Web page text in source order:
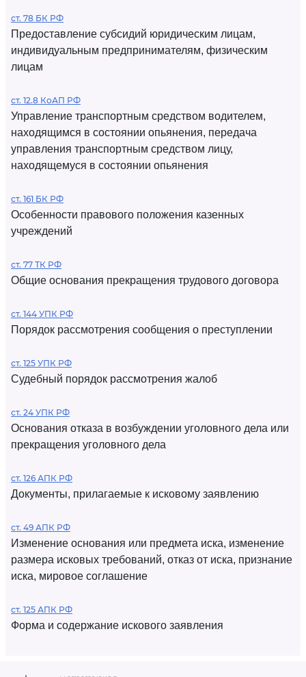
ст. 78 БК РФ
Предоставление субсидий юридическим лицам,
индивидуальным предпринимателям, физическим
лицам
ст. 12.8 КоАП РФ
Управление транспортным средством водителем,
находящимся в состоянии опьянения, передача
управления транспортным средством лицу,
находящемуся в состоянии опьянения
ст. 161 БК РФ
Особенности правового положения казенных
учреждений
ст. 77 ТК РФ
Общие основания прекращения трудового договора
ст. 144 УПК РФ
Порядок рассмотрения сообщения о преступлении
ст. 125 УПК РФ
Судебный порядок рассмотрения жалоб
ст. 24 УПК РФ
Основания отказа в возбуждении уголовного дела или
прекращения уголовного дела
ст. 126 АПК РФ
Документы, прилагаемые к исковому заявлению
ст. 49 АПК РФ
Изменение основания или предмета иска, изменение
размера исковых требований, отказ от иска, признание
иска, мировое соглашение
ст. 125 АПК РФ
Форма и содержание искового заявления